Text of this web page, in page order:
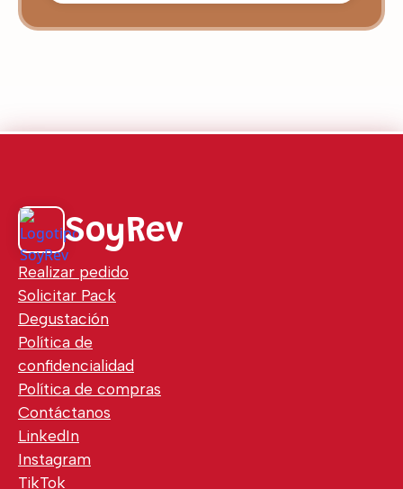
SoyRev
Realizar pedido
Solicitar Pack
Degustación
Política de
confidencialidad
Política de compras
Contáctanos
LinkedIn
Instagram
TikTok